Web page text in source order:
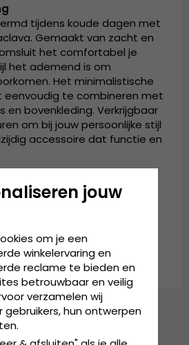
tijdens koude dagen met
Gemaakt van zacht en
het comfortabel je
het ademend is om
Het minimalistische
te combineren met
en bovenkleding. Verkrijgbaar
om bij jouw persoonlijke stijl
accessoire dat functie en
jouw
om je een
winkelervaring en
reclame te bieden en
betrouwbaar en veilig
verzamelen wij
hun ontwerpen